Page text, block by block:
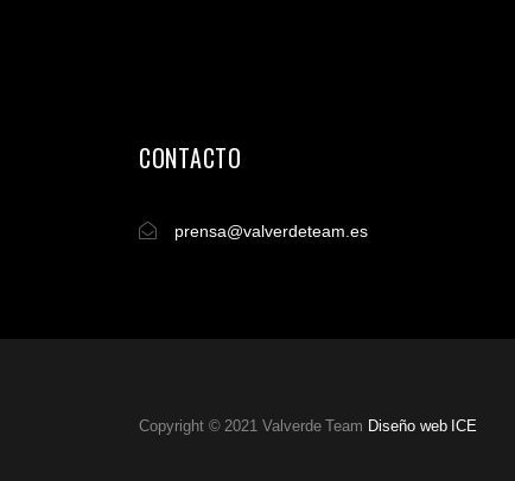
CONTACTO
prensa@valverdeteam.es
Copyright © 2021 Valverde Team Diseño web ICE